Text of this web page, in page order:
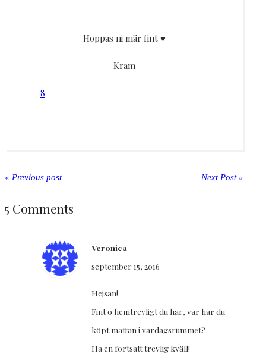
Hoppas ni mår fint ♥
Kram
8
« Previous post Next Post »
5 Comments
Veronica
september 15, 2016
Hejsan!
Fint o hemtrevligt du har, var har du
köpt mattan i vardagsrummet?
Ha en fortsatt trevlig kväll!